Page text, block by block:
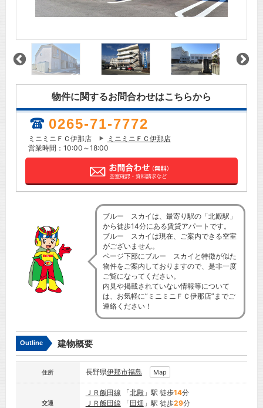
物件に関するお問合わせはこちらから
0265-71-7772
ミニミニＦＣ伊那店
ミニミニＦＣ伊那店
営業時間：10:00～18:00
ブルー スカイは、最寄り駅の「北殿駅」
から徒歩14分にある賃貸アパートです。
ブルー スカイは現在、ご案内できる空室
がございません。
ページ下部にブルー スカイと特徴が似た
物件をご案内しておりますので、是非一度
ご覧になってください。
内見や掲載されていない情報等について
は、お気軽に”ミニミニＦＣ伊那店”までご
連絡ください！
Outline 建物概要
住所 長野県伊那市福島 Map
交通
ＪＲ飯田線 「北殿」駅 徒歩14分
ＪＲ飯田線 「田畑 」駅 徒歩29分